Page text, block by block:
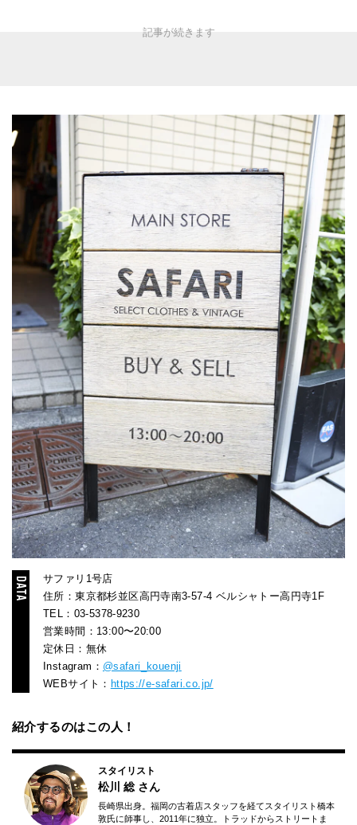
サファリ1号店
住所：東京都杉並区高円寺南3-57-4 ベルシャトー高円寺1F
TEL：03-5378-9230
営業時間：13:00〜20:00
定休日：無休
Instagram： @safari_kouenji
WEBサイト： https://e-safari.co.jp/
紹介するのはこの人！
スタイリスト
松川 総さん
長崎県出身。福岡の古着店スタッフを経てスタイリスト橋本
敦氏に師事し、2011年に独立。トラッドからストリートま